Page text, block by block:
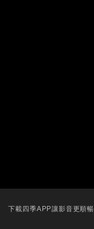
下載四季APP讓影音更順暢